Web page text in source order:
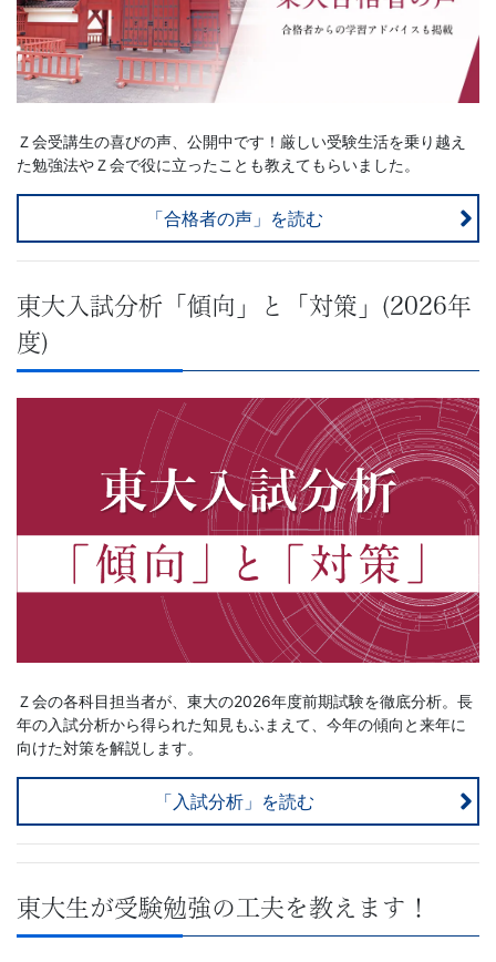
Ｚ会受講生の喜びの声、公開中です！厳しい受験生活を乗り越え
た勉強法やＺ会で役に立ったことも教えてもらいました。
「合格者の声」を読む
東大入試分析「傾向」と「対策」(2026年
度)
Ｚ会の各科目担当者が、東大の2026年度前期試験を徹底分析。長
年の入試分析から得られた知見もふまえて、今年の傾向と来年に
向けた対策を解説します。
「入試分析」を読む
東大生が受験勉強の工夫を教えます！